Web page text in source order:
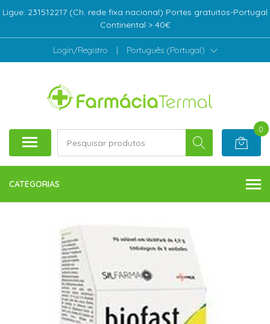
Ligue: 231512217 (Ch. rede fixa nacional) Portes gratuitos-Portugal
Continental > 40€
Login/Registro | Português (Portugal)
0
CATEGORIAS